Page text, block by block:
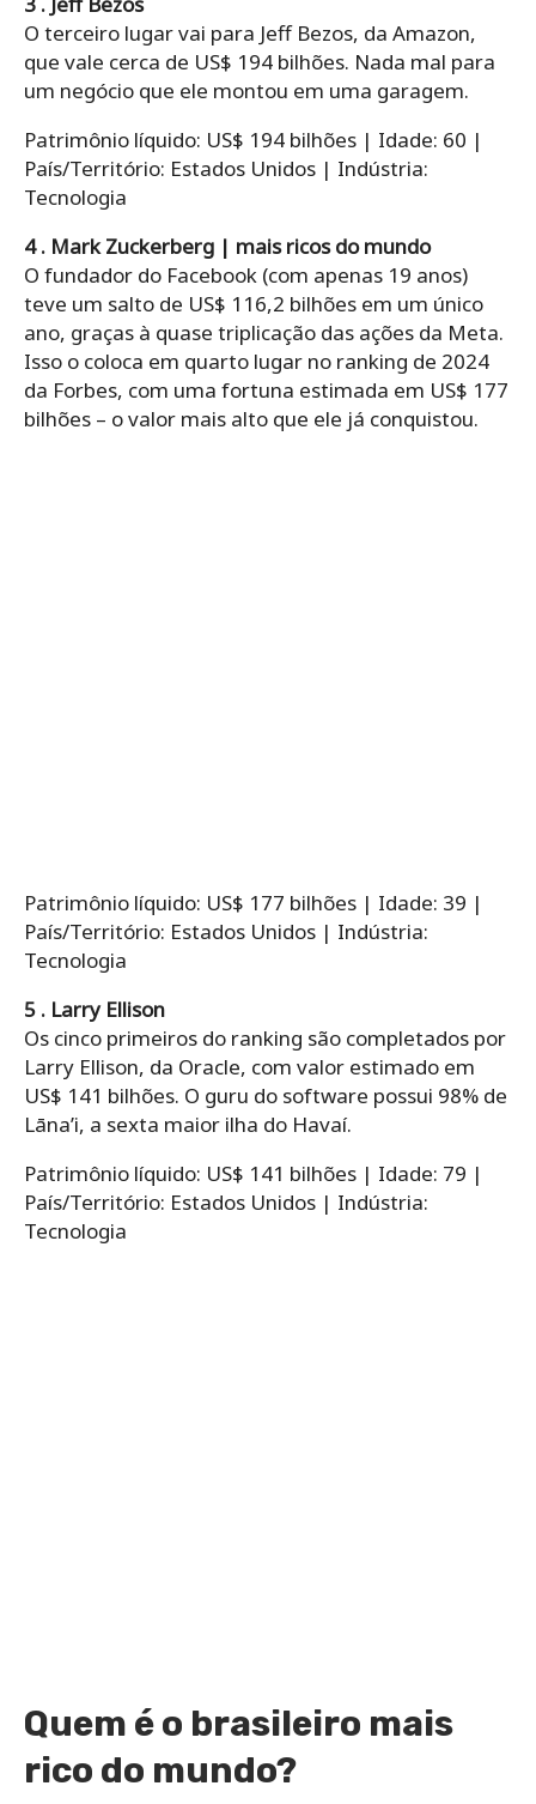
O terceiro lugar vai para Jeff Bezos, da Amazon,
que vale cerca de US$ 194 bilhões. Nada mal para
um negócio que ele montou em uma garagem.
Patrimônio líquido: US$ 194 bilhões | Idade: 60 |
País/Território: Estados Unidos | Indústria:
Tecnologia
4 . Mark Zuckerberg | mais ricos do mundo
O fundador do Facebook (com apenas 19 anos)
teve um salto de US$ 116,2 bilhões em um único
ano, graças à quase triplicação das ações da Meta.
Isso o coloca em quarto lugar no ranking de 2024
da Forbes, com uma fortuna estimada em US$ 177
bilhões – o valor mais alto que ele já conquistou.
Patrimônio líquido: US$ 177 bilhões | Idade: 39 |
País/Território: Estados Unidos | Indústria:
Tecnologia
5 . Larry Ellison
Os cinco primeiros do ranking são completados por
Larry Ellison, da Oracle, com valor estimado em
US$ 141 bilhões. O guru do software possui 98% de
Lāna’i, a sexta maior ilha do Havaí.
Patrimônio líquido: US$ 141 bilhões | Idade: 79 |
País/Território: Estados Unidos | Indústria:
Tecnologia
Quem é o brasileiro mais
rico do mundo?